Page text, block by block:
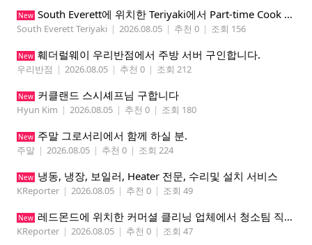
New South Everett에 위치한 Teriyaki에서 Part-time Cook Helper 구합니다. Mon-Sat, 4:00 pm-8:30 pm
South Everett Teriyaki | 2026.08.05 | 추천 0 | 조회 156
New 훼더럴웨이 우리반점에서 주방 서버 구인합니다.
우리반점 | 2026.08.05 | 추천 0 | 조회 212
New 커클랜드 스시셰프님 구합니다
Hyun Kim | 2026.08.05 | 추천 0 | 조회 180
New 주말 그로서리에서 함께 하실 분.
주말 | 2026.08.05 | 추천 0 | 조회 224
New 냉동, 냉장, 보일러, Heater 전문, 수리및 설치 서비스
KReporter | 2026.08.05 | 추천 0 | 조회 49
New 레드몬드에 위치한 커머셜 클리닝 업체에서 청소팀 직원을 모집합니다.
KReporter | 2026.08.05 | 추천 0 | 조회 47